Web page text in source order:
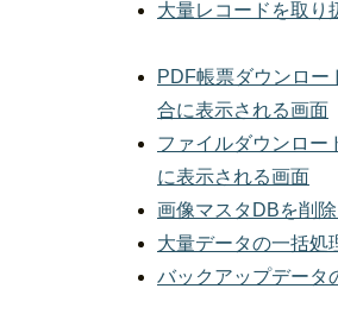
大量レコードを取り
PDF帳票ダウンロー
合に表示される画面
ファイルダウンロー
に表示される画面
画像マスタDBを削
大量データの一括処
バックアップデータ